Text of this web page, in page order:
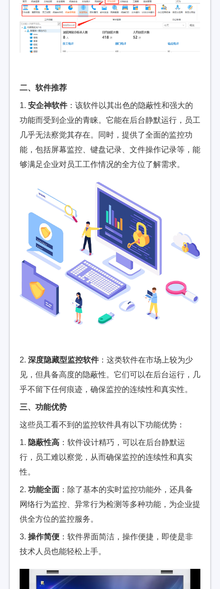
二、软件推荐
1. 安企神软件： 该软件以其出色的隐蔽性和强大的
功能而受到企业的青睐。它能在后台静默运行，员工
几乎无法察觉其存在。同时，提供了全面的监控功
能，包括屏幕监控、键盘记录、文件操作记录等，能
够满足企业对员工工作情况的全方位了解需求。
2. 深度隐藏型监控软件：这类软件在市场上较为少
见，但具备高度的隐蔽性。它们可以在后台运行，几
乎不留下任何痕迹，确保监控的连续性和真实性。
三、功能优势
这些员工看不到的监控软件具有以下功能优势：
1. 隐蔽性高 ：软件设计精巧，可以在后台静默运
行，员工难以察觉，从而确保监控的连续性和真实
性。
2. 功能全面 ：除了基本的实时监控功能外，还具备
网络行为监控、异常行为检测等多种功能，为企业提
供全方位的监控服务。
3. 操作简便 ：软件界面简洁，操作便捷，即使是非
技术人员也能轻松上手。